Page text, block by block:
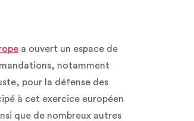
a ouvert un espace de
notamment
pour la défense des
à cet exercice européen
que de nombreux autres